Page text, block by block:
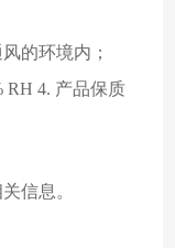
的环境内；
4. 产品保质
信息。